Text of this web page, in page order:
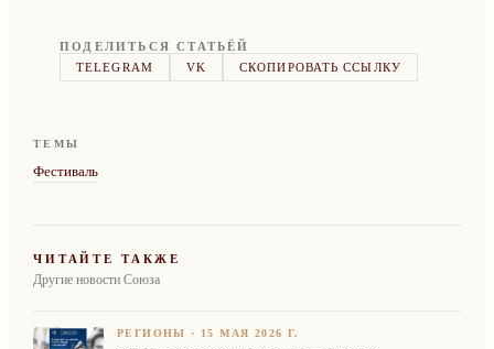
ПОДЕЛИТЬСЯ СТАТЬЁЙ
TELEGRAM
VK СКОПИРОВАТЬ ССЫЛКУ
ТЕМЫ
Фестиваль
ЧИТАЙТЕ ТАКЖЕ
Другие новости Союза
РЕГИОНЫ · 15 МАЯ 2026 Г.